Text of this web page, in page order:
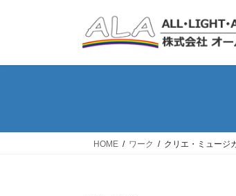
HOME ワーク クリエ・ミュージ